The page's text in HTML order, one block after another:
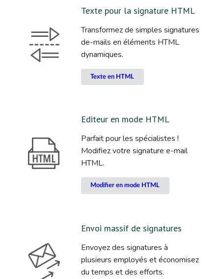
Texte pour la signature HTML
Transformez de simples signatures
de-mails en éléments HTML
dynamiques.
Texte en HTML
Editeur en mode HTML
Parfait pour les spécialistes !
Modifiez votre signature e-mail
HTML.
Modifier en mode HTML
Envoi massif de signatures
Envoyez des signatures à
plusieurs employés et économisez
du temps et des efforts.